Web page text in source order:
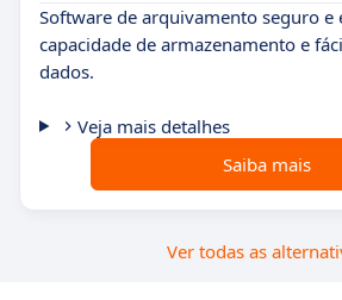
Software de arquivamento seguro e
capacidade de armazenamento e
dados.
Veja mais detalhes
Saiba mais
Ver todas as